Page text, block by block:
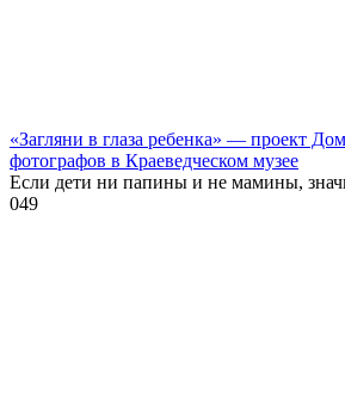
«Загляни в глаза ребенка» — проект
фотографов в Краеведческом музее
Если дети ни папины и не мамины,
049